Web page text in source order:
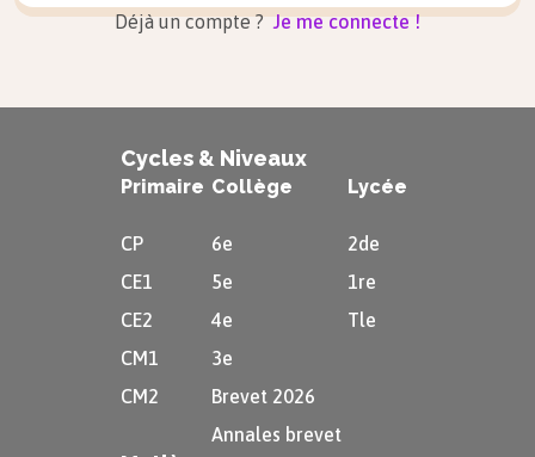
Déjà un compte ? Je me connecte !
Cycles & Niveaux
Primaire
CP
CE1
CE2
CM1
CM2
Collège
6e
5e
4e
3e
Brevet 2026
Annales brevet
Lycée
2de
1re
Tle